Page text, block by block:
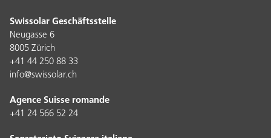
Swissolar Geschäftsstelle
Neugasse 6
8005 Zürich
+41 44 250 88 33
info@swissolar.ch
Agence Suisse romande
+41 24 566 52 24